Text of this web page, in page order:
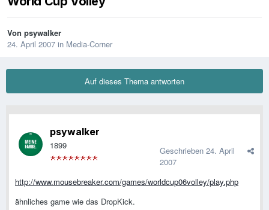
Von psywalker
24. April 2007 in Media-Corner
Auf dieses Thema antworten
psywalker
1899 Geschrieben 24. April
2007
http://www.mousebreaker.com/games/worldcup06volley/play.php
ähnliches game wie das DropKick.